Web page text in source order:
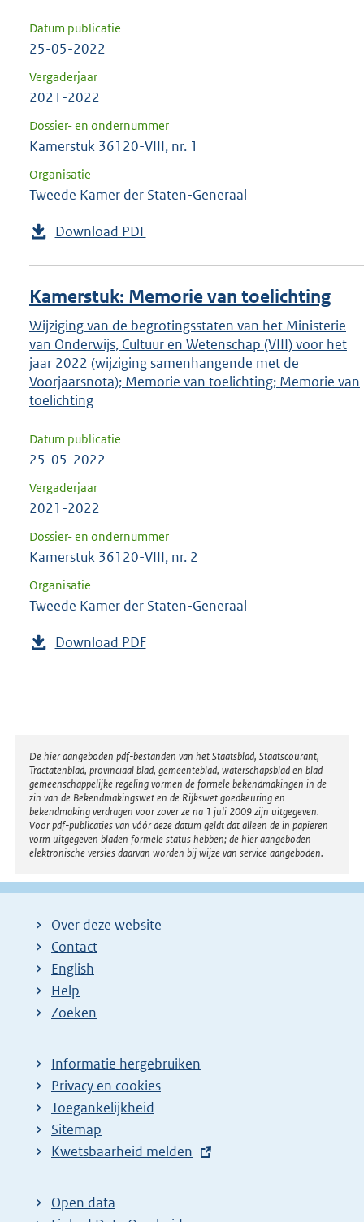
Datum publicatie
25-05-2022
Vergaderjaar
2021-2022
Dossier- en ondernummer
Kamerstuk 36120-VIII, nr. 1
Organisatie
Tweede Kamer der Staten-Generaal
Download PDF
Kamerstuk: Memorie van toelichting
Wijziging van de begrotingsstaten van het Ministerie
van Onderwijs, Cultuur en Wetenschap (VIII) voor het
jaar 2022 (wijziging samenhangende met de
Voorjaarsnota); Memorie van toelichting; Memorie van
toelichting
Datum publicatie
25-05-2022
Vergaderjaar
2021-2022
Dossier- en ondernummer
Kamerstuk 36120-VIII, nr. 2
Organisatie
Tweede Kamer der Staten-Generaal
Download PDF
Disclaimer
De hier aangeboden pdf-bestanden van het Staatsblad, Staatscourant,
Tractatenblad, provinciaal blad, gemeenteblad, waterschapsblad en blad
gemeenschappelijke regeling vormen de formele bekendmakingen in de
zin van de Bekendmakingswet en de Rijkswet goedkeuring en
bekendmaking verdragen voor zover ze na 1 juli 2009 zijn uitgegeven.
Voor pdf-publicaties van vóór deze datum geldt dat alleen de in papieren
vorm uitgegeven bladen formele status hebben; de hier aangeboden
elektronische versies daarvan worden bij wijze van service aangeboden.
Over deze website
Contact
English
Help
Zoeken
Informatie hergebruiken
Privacy en cookies
Toegankelijkheid
Sitemap
E
t
e
Kwetsbaarheid melden
Open data